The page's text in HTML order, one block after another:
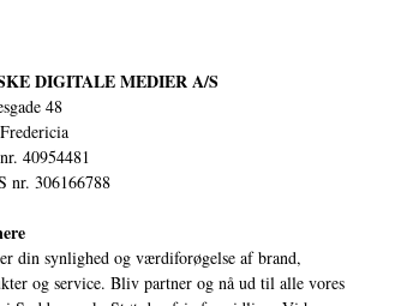
DIGITALE MEDIER A/S
48
40954481
nr. 306166788
din synlighed og værdiforøgelse af brand,
og service. Bliv partner og nå ud til alle vores